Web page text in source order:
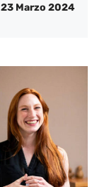
23 Marzo 2024